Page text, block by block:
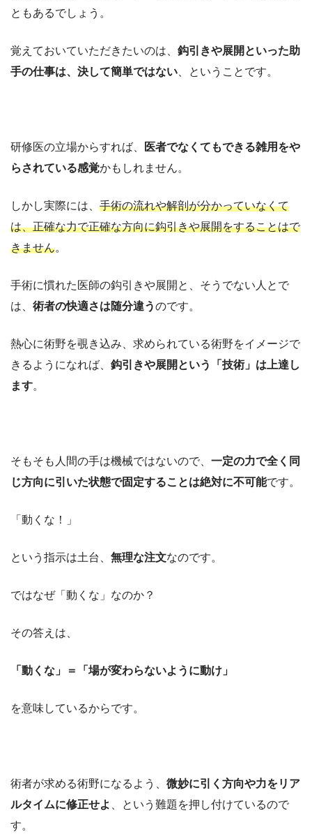
ともあるでしょう。
覚えておいていただきたいのは、 鈎引きや展開といった助
手の仕事は、決して簡単ではない 、ということです。
研修医の立場からすれば、
医者でなくてもできる雑用をや
らされている感覚かもしれません。
しかし実際には、 手術の流れや解剖が分かっていなくて
は、正確な力で正確な方向に鈎引きや展開をすることはで
きません。
手術に慣れた医師の鈎引きや展開と、そうでない人とで
は、 術者の快適さは随分違うのです。
熱心に術野を覗き込み、求められている術野をイメージで
きるようになれば、 鈎引きや展開という「技術」は上達し
ます。
そもそも人間の手は機械ではないので、 一定の力で全く同
じ方向に引いた状態で固定することは絶対に不可能です。
「動くな！」
という指示は土台、 無理な注文なのです。
ではなぜ「動くな」なのか？
その答えは、
「動くな」＝「場が変わらないように動け」
を意味しているからです。
術者が求める術野になるよう、 微妙に引く方向や力をリア
ルタイムに修正せよ
、という難題を押し付けているので
す。